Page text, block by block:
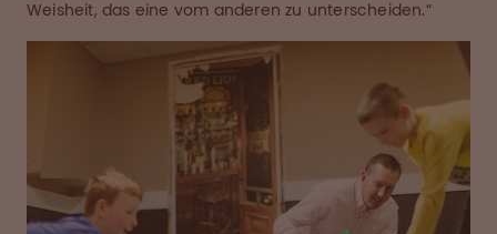
Weisheit, das eine vom anderen zu unterscheiden.“